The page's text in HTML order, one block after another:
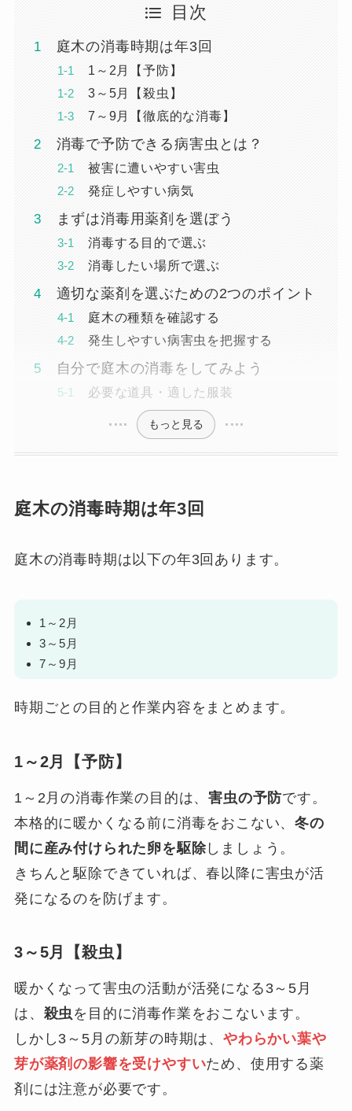
目次
庭木の消毒時期は年3回
1～2月【予防】
3～5月【殺虫】
7～9月【徹底的な消毒】
消毒で予防できる病害虫とは？
被害に遭いやすい害虫
発症しやすい病気
まずは消毒用薬剤を選ぼう
消毒する目的で選ぶ
消毒したい場所で選ぶ
適切な薬剤を選ぶための2つのポイント
庭木の種類を確認する
発生しやすい病害虫を把握する
自分で庭木の消毒をしてみよう
必要な道具・適した服装
もっと見る
庭木の消毒時期は年3回
庭木の消毒時期は以下の年3回あります。
1～2月
3～5月
7～9月
時期ごとの目的と作業内容をまとめます。
1～2月【予防】
1～2月の消毒作業の目的は、害虫の予防です。
本格的に暖かくなる前に消毒をおこない、冬の
間に産み付けられた卵を駆除しましょう。
きちんと駆除できていれば、春以降に害虫が活
発になるのを防げます。
3～5月【殺虫】
暖かくなって害虫の活動が活発になる3～5月
は、 殺虫 を目的に消毒作業をおこないます。
しかし3～5月の新芽の時期は、やわらかい葉や
芽が薬剤の影響を受けやすいため、使用する薬
剤には注意が必要です。